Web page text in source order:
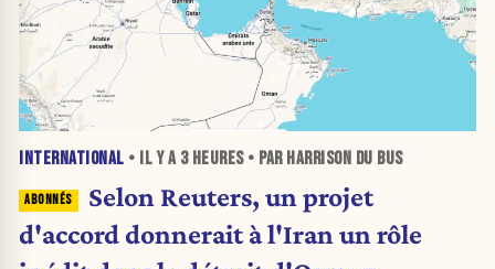
INTERNATIONAL • IL Y A 3 HEURES• PAR HARRISON DU BUS
Selon Reuters, un projet
d'accord donnerait à l'Iran un rôle